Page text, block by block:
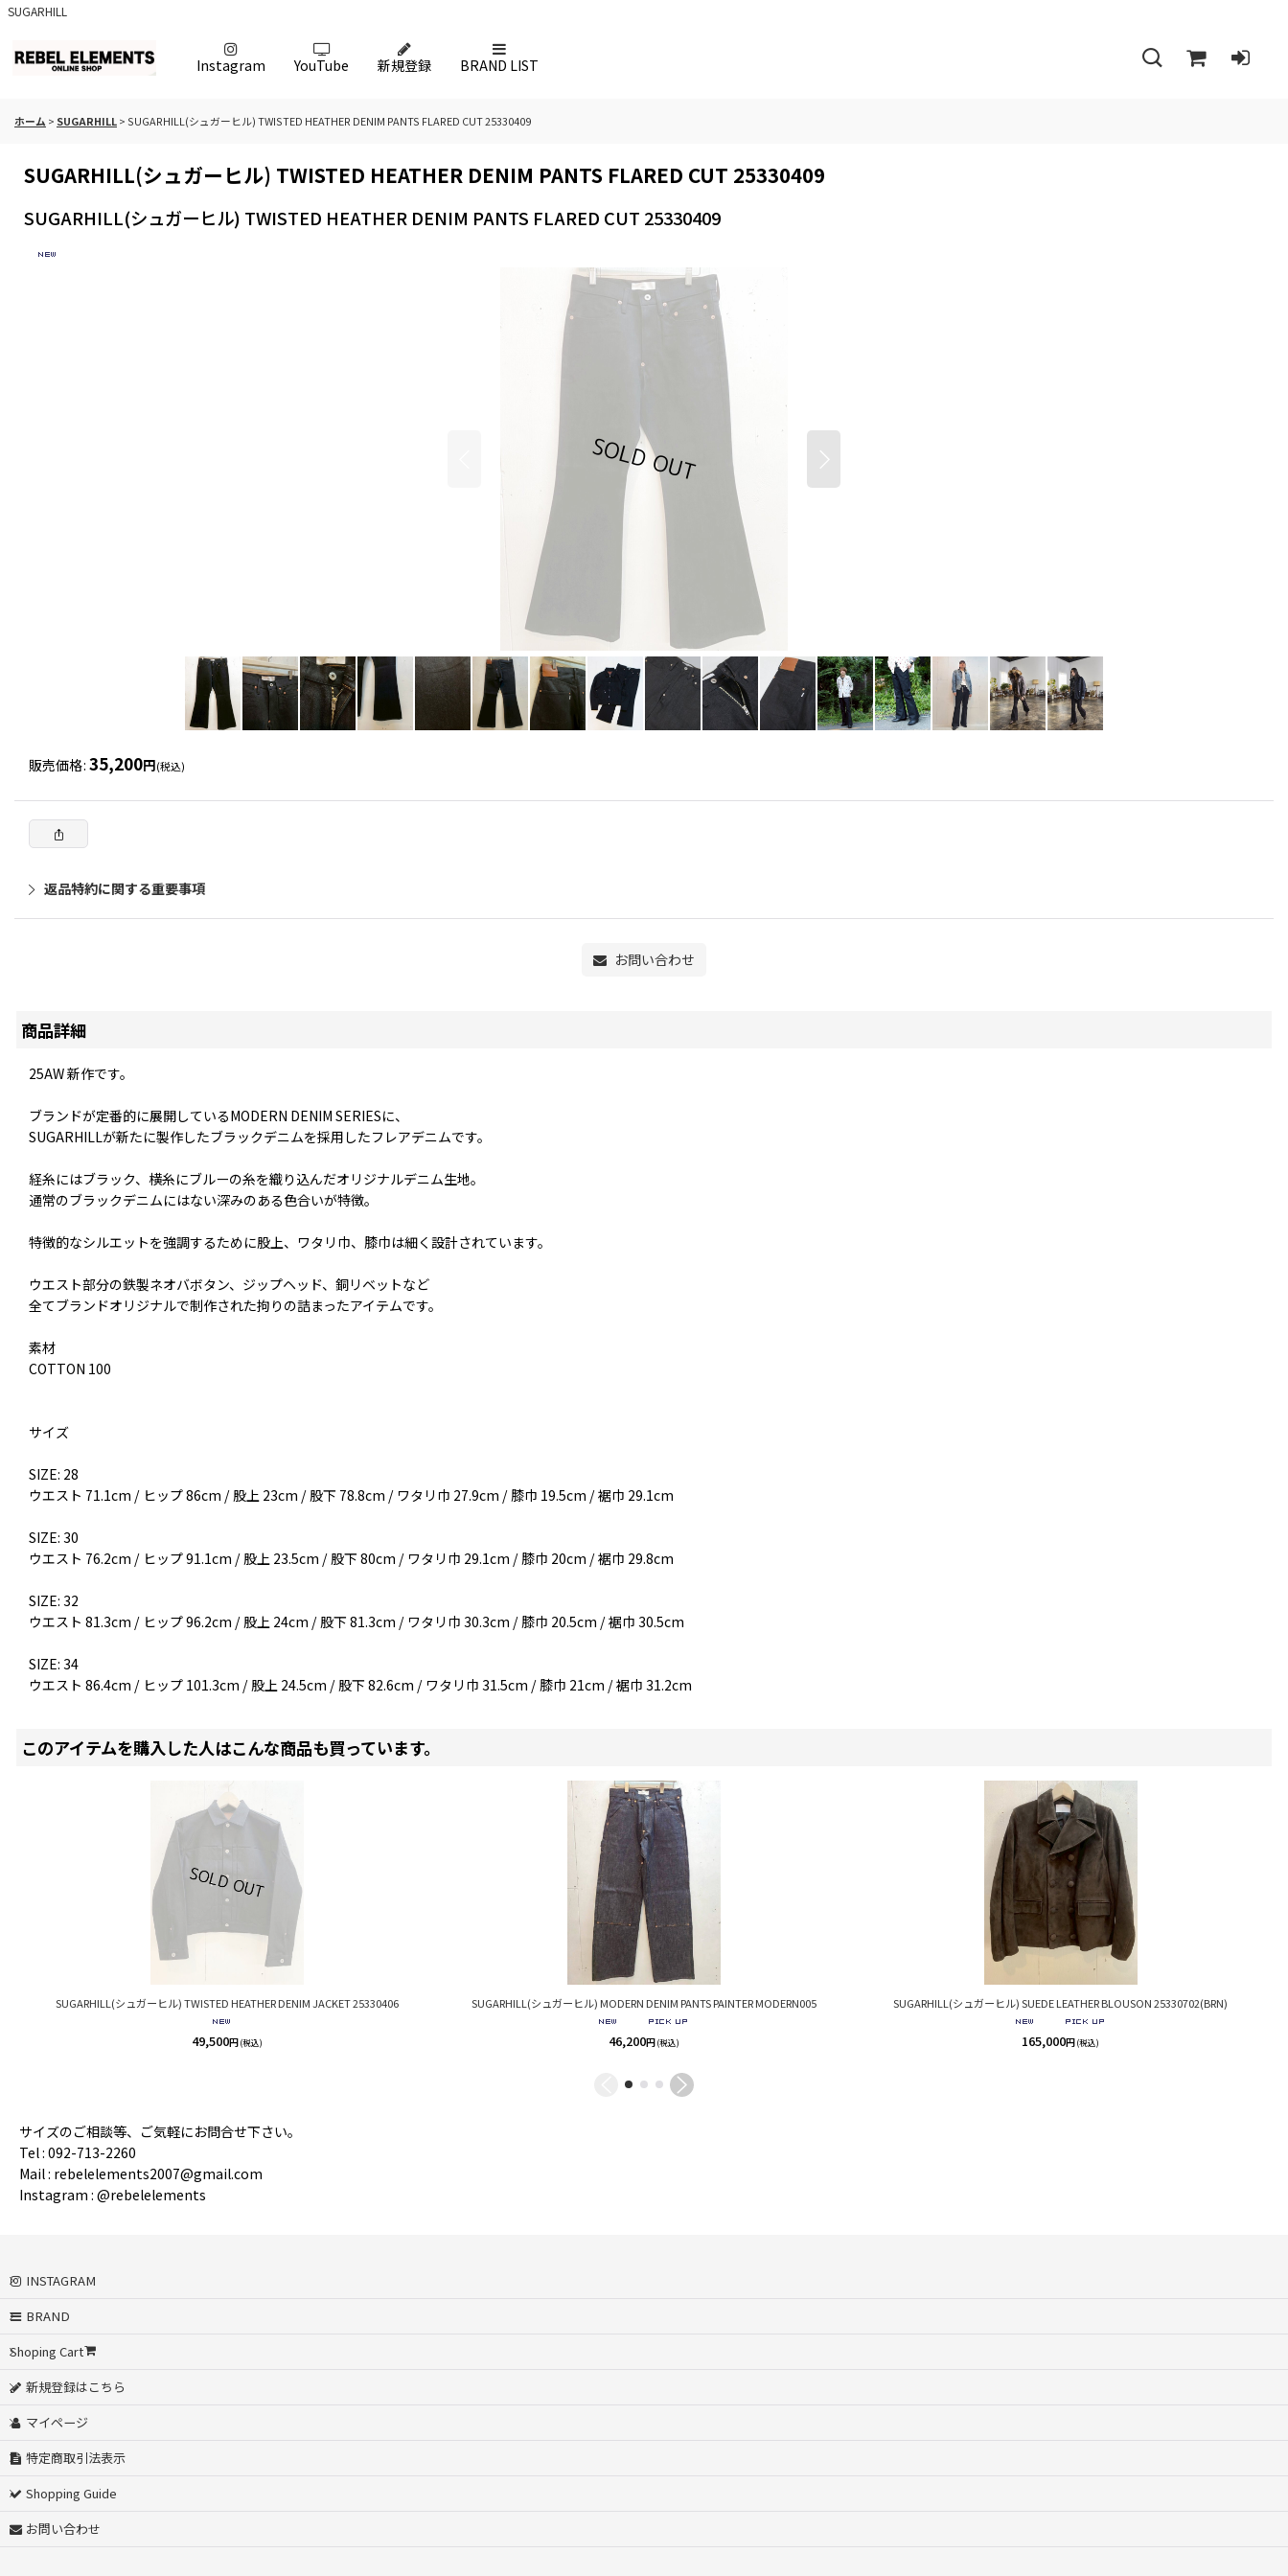
SUGARHILL
Instagram YouTube 新規登録 BRAND LIST
ホーム > SUGARHILL> SUGARHILL(シュガーヒル) TWISTED HEATHER DENIM PANTS FLARED CUT 25330409
SUGARHILL(シュガーヒル) TWISTED HEATHER DENIM PANTS FLARED CUT 25330409
SUGARHILL(シュガーヒル) TWISTED HEATHER DENIM PANTS FLARED CUT 25330409
販売価格: 35,200円(税込)
返品特約に関する重要事項
お問い合わせ
商品詳細
25AW 新作です。
ブランドが定番的に展開しているMODERN DENIM SERIESに、
SUGARHILLが新たに製作したブラックデニムを採用したフレアデニムです。
経糸にはブラック、横糸にブルーの糸を織り込んだオリジナルデニム生地。
通常のブラックデニムにはない深みのある色合いが特徴。
特徴的なシルエットを強調するために股上、ワタリ巾、膝巾は細く設計されています。
ウエスト部分の鉄製ネオバボタン、ジップヘッド、銅リベットなど
全てブランドオリジナルで制作された拘りの詰まったアイテムです。
素材
COTTON 100
サイズ
SIZE: 28
ウエスト 71.1cm / ヒップ 86cm / 股上 23cm / 股下 78.8cm / ワタリ巾 27.9cm / 膝巾 19.5cm / 裾巾 29.1cm
SIZE: 30
ウエスト 76.2cm / ヒップ 91.1cm / 股上 23.5cm / 股下 80cm / ワタリ巾 29.1cm / 膝巾 20cm / 裾巾 29.8cm
SIZE: 32
ウエスト 81.3cm / ヒップ 96.2cm / 股上 24cm / 股下 81.3cm / ワタリ巾 30.3cm / 膝巾 20.5cm / 裾巾 30.5cm
SIZE: 34
ウエスト 86.4cm / ヒップ 101.3cm / 股上 24.5cm / 股下 82.6cm / ワタリ巾 31.5cm / 膝巾 21cm / 裾巾 31.2cm
このアイテムを購入した人はこんな商品も買っています。
SUGARHILL(シュガーヒル) TWISTED HEATHER DENIM JACKET 25330406
49,500円(税込)
SUGARHILL(シュガーヒル) MODERN DENIM PANTS PAINTER MODERN005
46,200円(税込)
SUGARHILL(シュガーヒル) SUEDE LEATHER BLOUSON 25330702(BRN)
165,000円(税込)
サイズのご相談等、ご気軽にお問合せ下さい。
Tel : 092-713-2260
Mail : rebelelements2007@gmail.com
Instagram : @rebelelements
INSTAGRAM
BRAND
Shoping Cart
新規登録はこちら
マイページ
特定商取引法表示
Shopping Guide
お問い合わせ